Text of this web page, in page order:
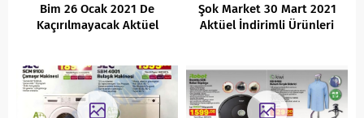
Bim 26 Ocak 2021 De
Kaçırılmayacak Aktüel
Şok Market 30 Mart 2021
Aktüel İndirimli Ürünleri